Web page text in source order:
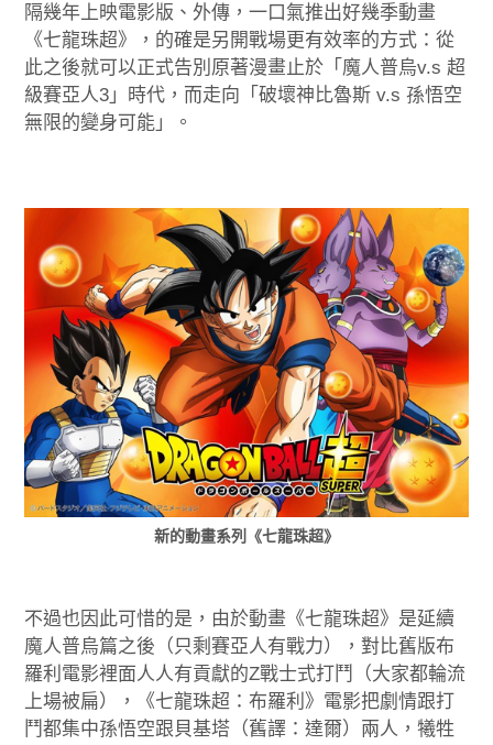
隔幾年上映電影版、外傳，一口氣推出好幾季動畫
《七龍珠超》，的確是另開戰場更有效率的方式：從
此之後就可以正式告別原著漫畫止於「魔人普烏v.s 超
級賽亞人3」時代，而走向「破壞神比魯斯 v.s 孫悟空
無限的變身可能」。
新的動畫系列《七龍珠超》
不過也因此可惜的是，由於動畫《七龍珠超》是延續
魔人普烏篇之後（只剩賽亞人有戰力），對比舊版布
羅利電影裡面人人有貢獻的Z戰士式打鬥（大家都輪流
上場被扁），《七龍珠超：布羅利》電影把劇情跟打
鬥都集中孫悟空跟貝基塔（舊譯：達爾）兩人，犧牲